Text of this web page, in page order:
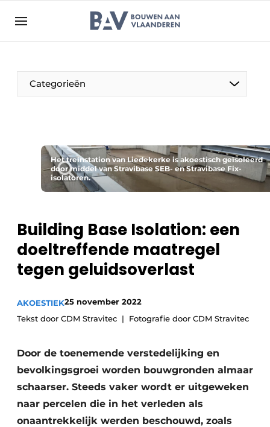
Bedrijven
Bouwen aan Vlaanderen | Platform voor de bouw
Evenement aanmelden
Jaarboek
Nieuwsbrief
Podcasts
Privacy / Cookie statement
Vacatures
Video’s
Bedrijven
Bedrijven
Contact
Categorieën
Akoestiek
Brandveiligheid
BIM
Evenementen
Het treinstation van Liedekerke is akoestisch geïsoleerd
door middel van Stravibase SEB- en Stravibase Fix-
isolatoren.
Building Base Isolation: een
doeltreffende maatregel
tegen geluidsoverlast
AKOESTIEK25 november 2022
Tekst door CDM Stravitec
Fotografie door CDM Stravitec
Door de toenemende verstedelijking en
bevolkingsgroei worden bouwgronden almaar
schaarser. Steeds vaker wordt er uitgeweken
naar percelen die in het verleden als
onaantrekkelijk werden beschouwd, zoals